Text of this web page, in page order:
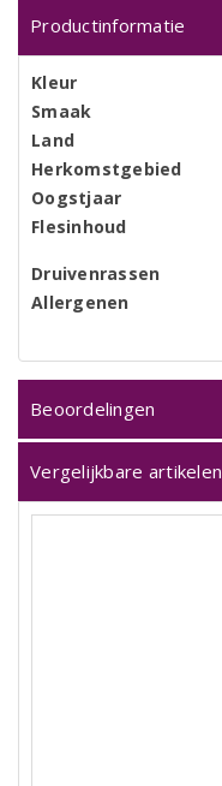
Productinformatie
Kleur
Smaak
Land
Herkomstgebied
Oogstjaar
Flesinhoud
Druivenrassen
Allergenen
Beoordelingen
Vergelijkbare artikelen